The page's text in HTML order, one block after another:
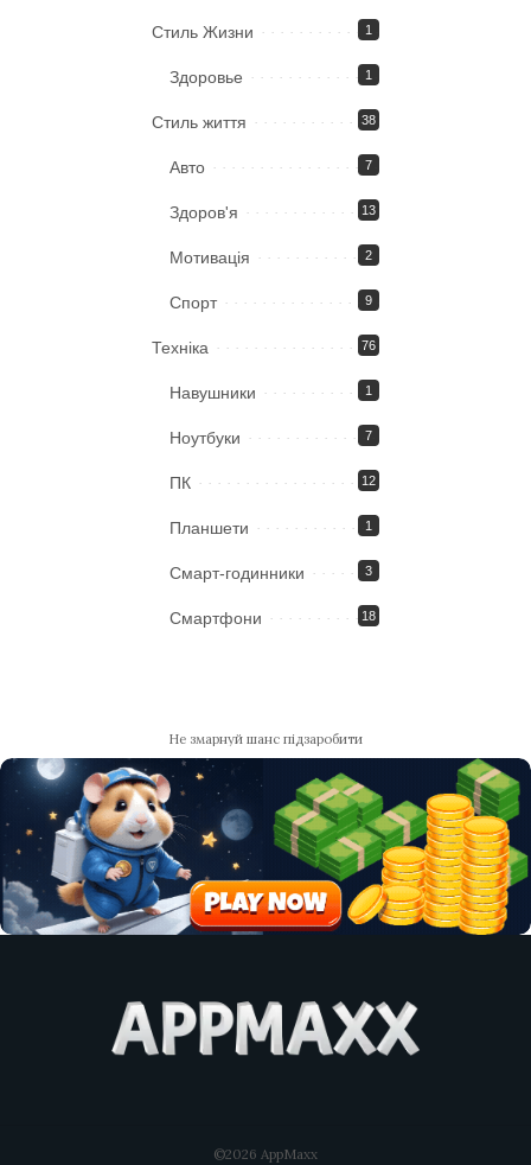
Стиль Жизни 1
Здоровье 1
Стиль життя 38
Авто 7
Здоров'я 13
Мотивація 2
Спорт 9
Техніка 76
Навушники 1
Ноутбуки 7
ПК 12
Планшети 1
Смарт-годинники 3
Смартфони 18
Не змарнуй шанс підзаробити
©2026 AppMaxx